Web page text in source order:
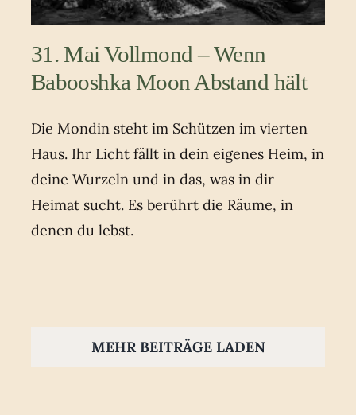
31. Mai Vollmond – Wenn
Babooshka Moon Abstand hält
Die Mondin steht im Schützen im vierten
Haus. Ihr Licht fällt in dein eigenes Heim, in
deine Wurzeln und in das, was in dir
Heimat sucht. Es berührt die Räume, in
denen du lebst.
MEHR BEITRÄGE LADEN